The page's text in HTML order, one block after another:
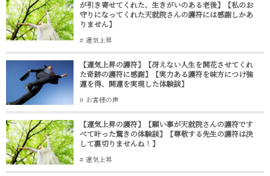
が引き寄せてくれた、生きがいのある老後】【私のお
守りになってくれた天就院さんの護符には感謝しかあ
りません】
運気上昇
【運気上昇の護符】【冴えない人生を開花させてくれ
た奇跡の護符に感謝】【実力ある護符を味方につけ強
運を得、開運を実現した体験談】
お客様の声
【運気上昇の護符】【願い事が天就院さんの護符です
べて叶った驚きの体験談】【尊敬する先生の護符は決
して裏切りませんね！】
運気上昇